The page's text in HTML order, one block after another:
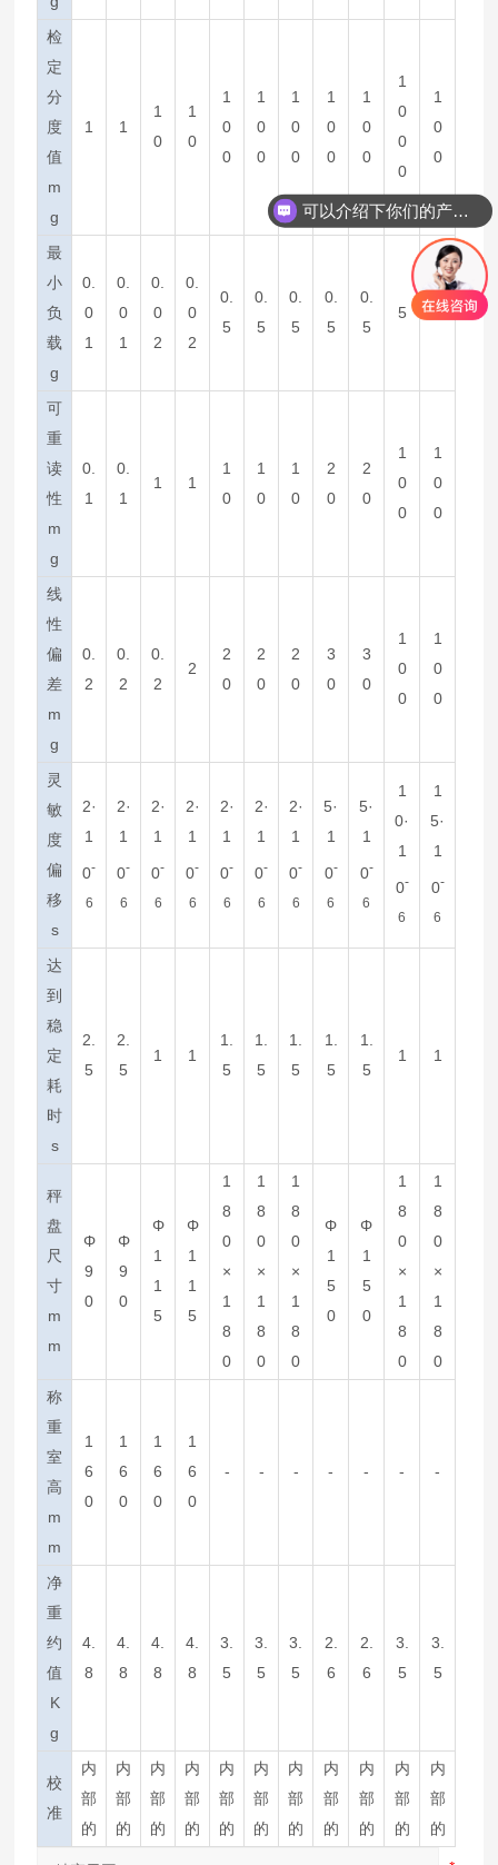
检
定
分
度
值
m
g
1 1
1
0
1
0
1
0
0
1
0
0
1
0
0
1
0
0
1
0
0
1
0
0
0
1
0
0
最
小
负
载
g
0.
0
1
0.
0
1
0.
0
2
0.
0
2
0.
5
0.
5
0.
5
0.
5
0.
5
5 5
可
重
读
性
m
g
0.
1
0.
1
1 1
1
0
1
0
1
0
2
0
2
0
1
0
0
1
0
0
线
性
偏
差
m
g
0.
2
0.
2
0.
2
2
2
0
2
0
2
0
3
0
3
0
1
0
0
1
0
0
灵
敏
度
偏
移
s
2·
1
0-
6
2·
1
0-
6
2·
1
0-
6
2·
1
0-
6
2·
1
0-
6
2·
1
0-
6
2·
1
0-
6
5·
1
0-
6
5·
1
0-
6
1
0·
1
0-
6
1
5·
1
0-
6
达
到
稳
定
耗
时
s
2.
5
2.
5
1 1
1.
5
1.
5
1.
5
1.
5
1.
5
1 1
秤
盘
尺
寸
m
m
Φ
9
0
Φ
9
0
Φ
1
1
5
Φ
1
1
5
1
8
0
×
1
8
0
1
8
0
×
1
8
0
1
8
0
×
1
8
0
Φ
1
5
0
Φ
1
5
0
1
8
0
×
1
8
0
1
8
0
×
1
8
0
称
重
室
高
m
m
1
6
0
1
6
0
1
6
0
1
6
0
- - - - - - -
净
重
约
值
K
g
4.
8
4.
8
4.
8
4.
8
3.
5
3.
5
3.
5
2.
6
2.
6
3.
5
3.
5
校
准
内
部
的
内
部
的
内
部
的
内
部
的
内
部
的
内
部
的
内
部
的
内
部
的
内
部
的
内
部
的
内
部
的
可以介绍下你们的产品么